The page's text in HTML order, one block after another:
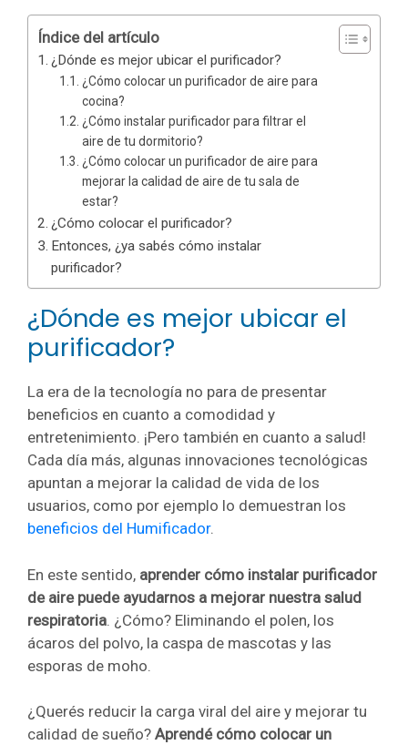
Índice del artículo
¿Dónde es mejor ubicar el purificador?
¿Cómo colocar un purificador de aire para
cocina?
¿Cómo instalar purificador para filtrar el
aire de tu dormitorio?
¿Cómo colocar un purificador de aire para
mejorar la calidad de aire de tu sala de
estar?
¿Cómo colocar el purificador?
Entonces, ¿ya sabés cómo instalar
purificador?
¿Dónde es mejor ubicar el
purificador?
La era de la tecnología no para de presentar
beneficios en cuanto a comodidad y
entretenimiento. ¡Pero también en cuanto a salud!
Cada día más, algunas innovaciones tecnológicas
apuntan a mejorar la calidad de vida de los
usuarios, como por ejemplo lo demuestran los
beneficios del Humificador.
En este sentido, aprender cómo instalar purificador
de aire puede ayudarnos a mejorar nuestra salud
respiratoria. ¿Cómo? Eliminando el polen, los
ácaros del polvo, la caspa de mascotas y las
esporas de moho.
¿Querés reducir la carga viral del aire y mejorar tu
calidad de sueño? Aprendé cómo colocar un